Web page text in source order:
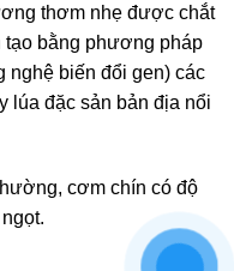
thơm nhẹ được chắt
tạo bằng phương pháp
nghệ biến đổi gen) các
lúa đặc sản bản địa nổi
cơm chín có độ